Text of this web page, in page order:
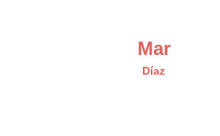
Mar
Díaz